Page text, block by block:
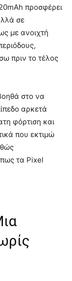
προσφέρει
σε
με ανοιχτή
πριν το τέλος
στο να
αρκετά
φόρτιση και
που εκτιμώ
τα Pixel